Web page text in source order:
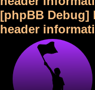
[phpBB Debug]
header